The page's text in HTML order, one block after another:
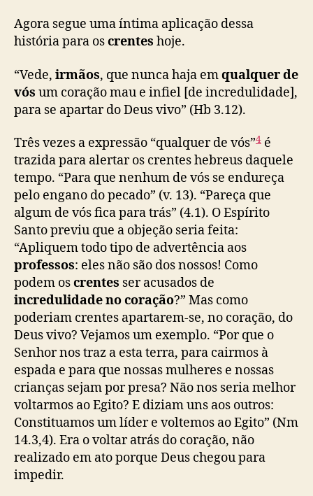
Agora segue uma íntima aplicação dessa
história para oscrentes hoje.
“Vede, irmãos, que nunca haja emqualquer de
vós um coração mau e infiel [de incredulidade],
para se apartar do Deus vivo” (Hb 3.12).
Três vezes a expressão “qualquer de vós”4 é
trazida para alertar os crentes hebreus daquele
tempo. “Para que nenhum de vós se endureça
pelo engano do pecado” (v. 13). “Pareça que
algum de vós fica para trás” (4.1). O Espírito
Santo previu que a objeção seria feita:
“Apliquem todo tipo de advertência aos
professos: eles não são dos nossos! Como
podem oscrentes ser acusados de
incredulidade no coração?” Mas como
poderiam crentes apartarem-se, no coração, do
Deus vivo? Vejamos um exemplo. “Por que o
Senhor nos traz a esta terra, para cairmos à
espada e para que nossas mulheres e nossas
crianças sejam por presa? Não nos seria melhor
voltarmos ao Egito? E diziam uns aos outros:
Constituamos um líder e voltemos ao Egito” (Nm
14.3,4). Era o voltar atrás do coração, não
realizado em ato porque Deus chegou para
impedir.